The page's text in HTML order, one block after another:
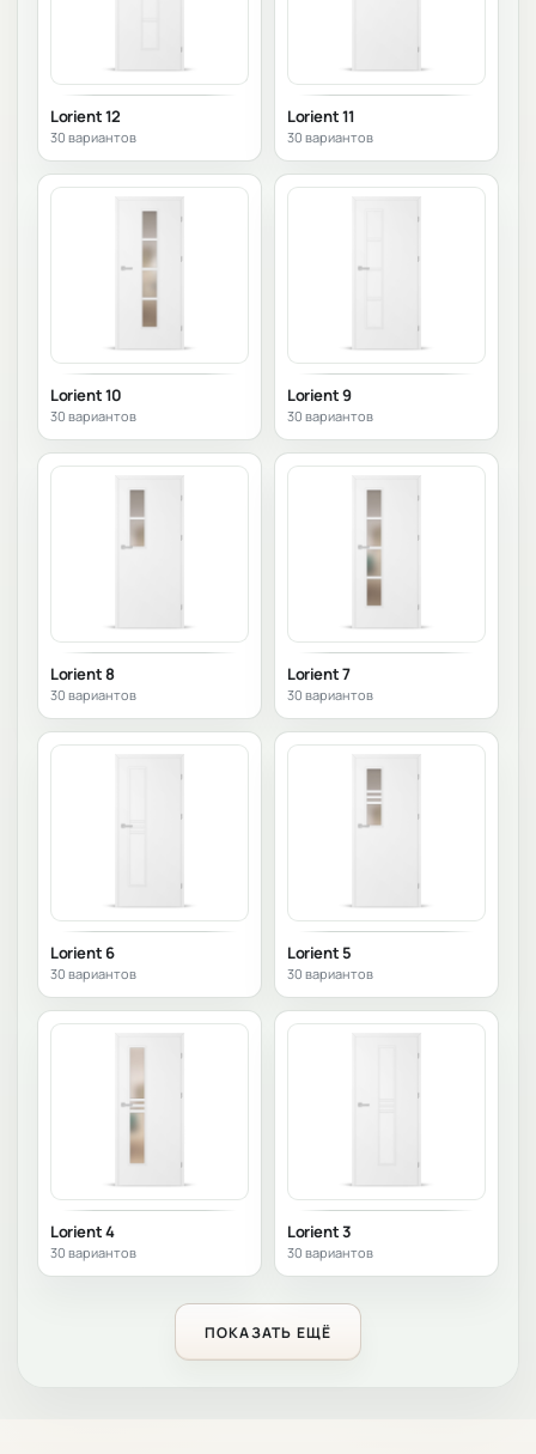
Lorient 12
30 вариантов
Lorient 11
30 вариантов
Lorient 10
30 вариантов
Lorient 9
30 вариантов
Lorient 8
30 вариантов
Lorient 7
30 вариантов
Lorient 6
30 вариантов
Lorient 5
30 вариантов
Lorient 4
30 вариантов
Lorient 3
30 вариантов
ПОКАЗАТЬ ЕЩЁ